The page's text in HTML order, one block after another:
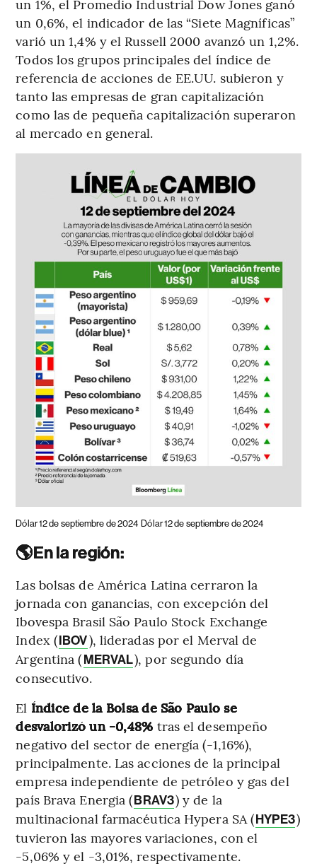
un 1%, el Promedio Industrial Dow Jones ganó
un 0,6%, el indicador de las “Siete Magníficas”
varió un 1,4% y el Russell 2000 avanzó un 1,2%.
Todos los grupos principales del índice de
referencia de acciones de EE.UU. subieron y
tanto las empresas de gran capitalización
como las de pequeña capitalización superaron
al mercado en general.
Dólar 12 de septiembre de 2024 Dólar 12 de septiembre de 2024
🌎En la región:
Las bolsas de América Latina cerraron la
jornada con ganancias, con excepción del
Ibovespa Brasil São Paulo Stock Exchange
Index (IBOV), lideradas por el Merval de
Argentina (MERVAL), por segundo día
consecutivo.
El Índice de la Bolsa de São Paulo se
desvalorizó un -0,48% tras el desempeño
negativo del sector de energía (-1,16%),
principalmente. Las acciones de la principal
empresa independiente de petróleo y gas del
país Brava Energia (BRAV3) y de la
multinacional farmacéutica Hypera SA (HYPE3)
tuvieron las mayores variaciones, con el
-5,06% y el -3,01%, respectivamente.